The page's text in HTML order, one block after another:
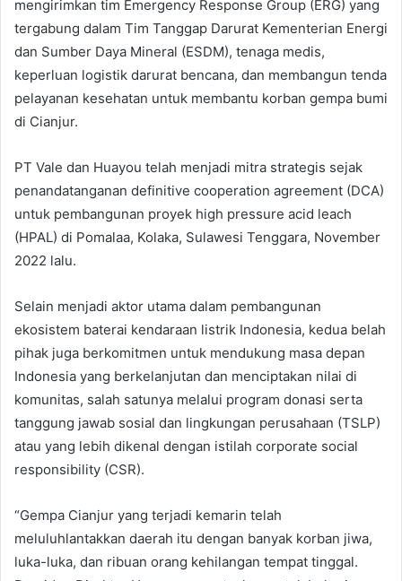
mengirimkan tim Emergency Response Group (ERG) yang
tergabung dalam Tim Tanggap Darurat Kementerian Energi
dan Sumber Daya Mineral (ESDM), tenaga medis,
keperluan logistik darurat bencana, dan membangun tenda
pelayanan kesehatan untuk membantu korban gempa bumi
di Cianjur.
PT Vale dan Huayou telah menjadi mitra strategis sejak
penandatanganan definitive cooperation agreement (DCA)
untuk pembangunan proyek high pressure acid leach
(HPAL) di Pomalaa, Kolaka, Sulawesi Tenggara, November
2022 lalu.
Selain menjadi aktor utama dalam pembangunan
ekosistem baterai kendaraan listrik Indonesia, kedua belah
pihak juga berkomitmen untuk mendukung masa depan
Indonesia yang berkelanjutan dan menciptakan nilai di
komunitas, salah satunya melalui program donasi serta
tanggung jawab sosial dan lingkungan perusahaan (TSLP)
atau yang lebih dikenal dengan istilah corporate social
responsibility (CSR).
“Gempa Cianjur yang terjadi kemarin telah
meluluhlantakkan daerah itu dengan banyak korban jiwa,
luka-luka, dan ribuan orang kehilangan tempat tinggal.